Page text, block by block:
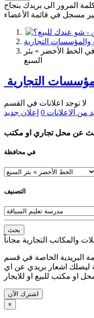
غير مسجل في قائمة الأعضاء
والمؤسسات التجارية
الخط الأخضر » بئر
السبع
التجارية
لا توجد اعلانات في القسم
من الاعلانات 0 إعلان جديد
عن محل تجاري او مكتب
في محافظة
التصنيف
بحث
البريدية الخاصة في قسم
ليصلك اشعار بريدي عن اي
او مكتب للبيع او للايجار
اشترك الآن
×